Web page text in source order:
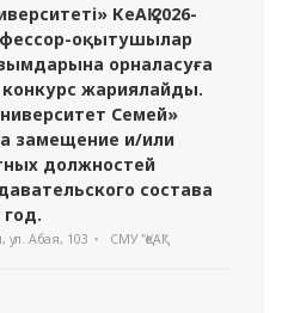
КеАҚ 2026-
оқытушылар
орналасуға
жариялайды.
Семей»
замещение и/или
должностей
состава
год.
ул. Абая, 103 СМУ "ҚеАҚ"